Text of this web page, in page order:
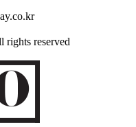
rights reserved